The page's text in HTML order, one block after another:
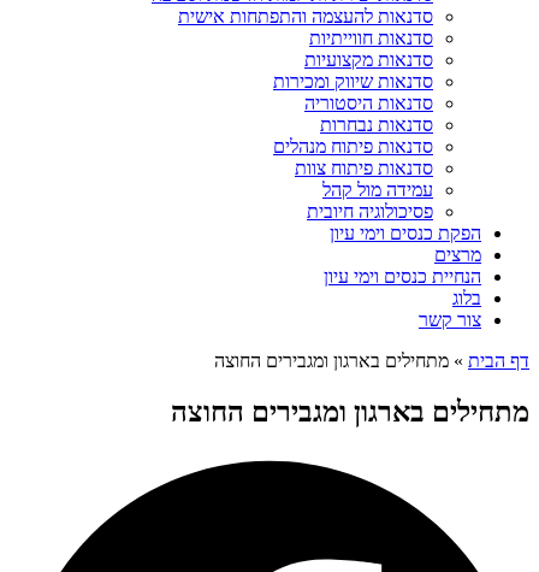
סדנאות להעצמה והתפתחות אישית
סדנאות חווייתיות
סדנאות מקצועיות
סדנאות שיווק ומכירות
סדנאות היסטוריה
סדנאות נבחרות
סדנאות פיתוח מנהלים
סדנאות פיתוח צוות
עמידה מול קהל
פסיכולוגיה חיובית
הפקת כנסים וימי עיון
מרצים
הנחיית כנסים וימי עיון
בלוג
צור קשר
דף הבית » מתחילים בארגון ומגבירים החוצה
מתחילים בארגון ומגבירים החוצה